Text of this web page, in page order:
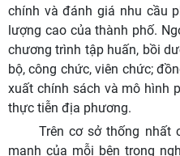
chính và đánh giá nhu cầu
lượng cao của thành phố.
chương trình tập huấn, bồi
bộ, công chức, viên chức;
xuất chính sách và mô hình
thực tiễn địa phương.
Trên cơ sở thống nhất
mạnh của mỗi bên trong